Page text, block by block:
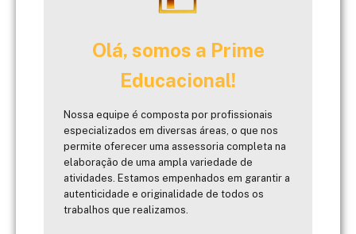
Olá, somos a Prime
Educacional!
Nossa equipe é composta por profissionais
especializados em diversas áreas, o que nos
permite oferecer uma assessoria completa na
elaboração de uma ampla variedade de
atividades. Estamos empenhados em garantir a
autenticidade e originalidade de todos os
trabalhos que realizamos.